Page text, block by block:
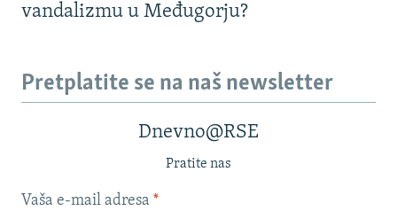
vandalizmu u Međugorju?
Pretplatite se na naš newsletter
Dnevno@RSE
Pratite nas
Vaša e-mail adresa *